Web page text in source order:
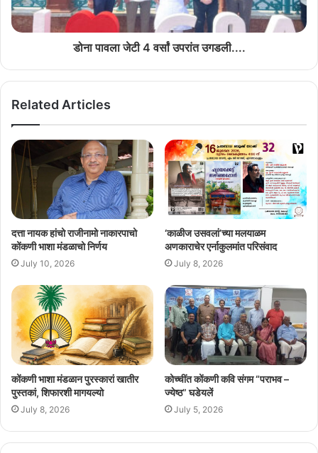
क्वीज लॅबसचे कक्षम नायक, उर्वशी नायक, देविका रेडकार, डॉ. श्रावणी नायक,
श्रध्दा शिरोडकार, श्वेतांग नायक, सुरज कामत, अमेय गोवेकार, मोहीत सुखठणकार
तशेंच अनुराग वेर्डेकार हांणी समर्थपणान प्रस्नमाची जैतीवंत केली. दिव्या कलंगुटकर
हांणे उक्तावण तशेंच समारोप सुवाळ्याचें सुत्रसंचालन केलें.
डोना पावला जेटी 4 वर्सां उपरांत उगडली....
Related Articles
दत्ता नायक हांचो राजीनामो नाकारपाचो
कोंकणी भाशा मंडळाचो निर्णय
July 10, 2026
‘काळीज उसवलां’च्या मलयाळम
अणकाराचेर एर्नाकुलमांत परिसंवाद
July 8, 2026
कोंकणी भाशा मंडळान पुरस्कारां खातीर
पुस्तकां, शिफारशी मागयल्यो
July 8, 2026
कोच्चींत कोंकणी कवि संगम “पराभव –
ज्येष्ठ” घडेयलें
July 5, 2026